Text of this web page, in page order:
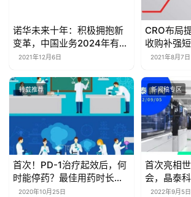
诺华未来十年：积极拥抱新
变革，中国业务2024年有望
翻番（附PPT全文）
2021年12月6日
CRO布局
收购补强
2021年8月7日
转载推荐
首次！PD-1治疗起效后，何
时能停药？最佳用药时长研
究出世，顶级期刊《JCO》
2020年10月25日
新闻稿专区
首次亮相
会，晶泰
室」，自
2022年9月5日